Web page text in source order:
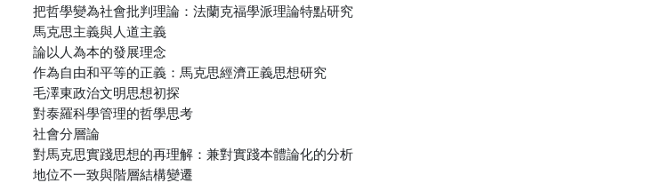
把哲學變為社會批判理論：法蘭克福學派理論特點研究
馬克思主義與人道主義
論以人為本的發展理念
作為自由和平等的正義：馬克思經濟正義思想研究
毛澤東政治文明思想初探
對泰羅科學管理的哲學思考
社會分層論
對馬克思實踐思想的再理解：兼對實踐本體論化的分析
地位不一致與階層結構變遷